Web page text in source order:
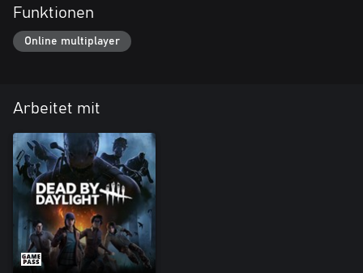
Funktionen
Online multiplayer
Arbeitet mit